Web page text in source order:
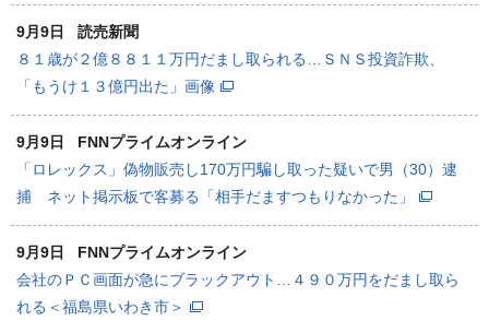
9月9日
読売新聞
８１歳が２億８８１１万円だまし取られる…ＳＮＳ投資詐欺、
「もうけ１３億円出た」画像
9月9日
FNNプライムオンライン
「ロレックス」偽物販売し170万円騙し取った疑いで男（30）逮
捕 ネット掲示板で客募る「相手だますつもりなかった」
9月9日
FNNプライムオンライン
会社のＰＣ画面が急にブラックアウト…４９０万円をだまし取ら
れる＜福島県いわき市＞